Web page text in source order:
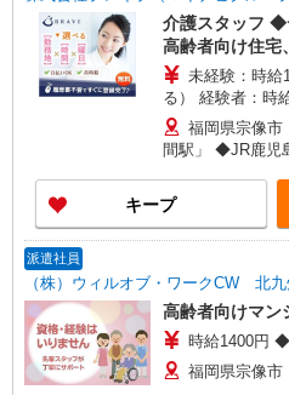
介護スタッフ ◆
高齢者向け住宅
務先から選べま
未経験：時給
る） 経験者：時
る） ◎月収例 時給1650円×1日8時間×22日（週5
日）＝29万400円 ◆昇給あり ◆支払い方法 ※日払
い/週払い/月払い
にご相談くださ
社規定あり
福岡県宗像市 【最寄駅】 ◆JR鹿児島本線「赤
間駅」 ◆JR鹿児
ります！
キープ
派遣社員
（株）ウィルオブ・ワークCW 北
高齢者向けマ
時
福岡県宗像市